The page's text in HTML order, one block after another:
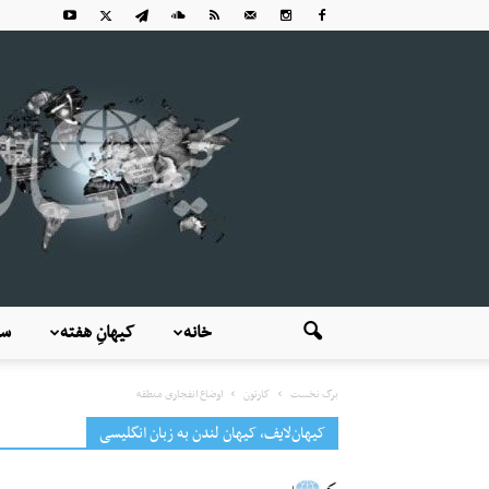
کیهانِ هفته خانه
برگ نخست کارتون اوضاع انفجاری منطقه
کیهان‌لایف، کیهان لندن به زبان انگلیسی